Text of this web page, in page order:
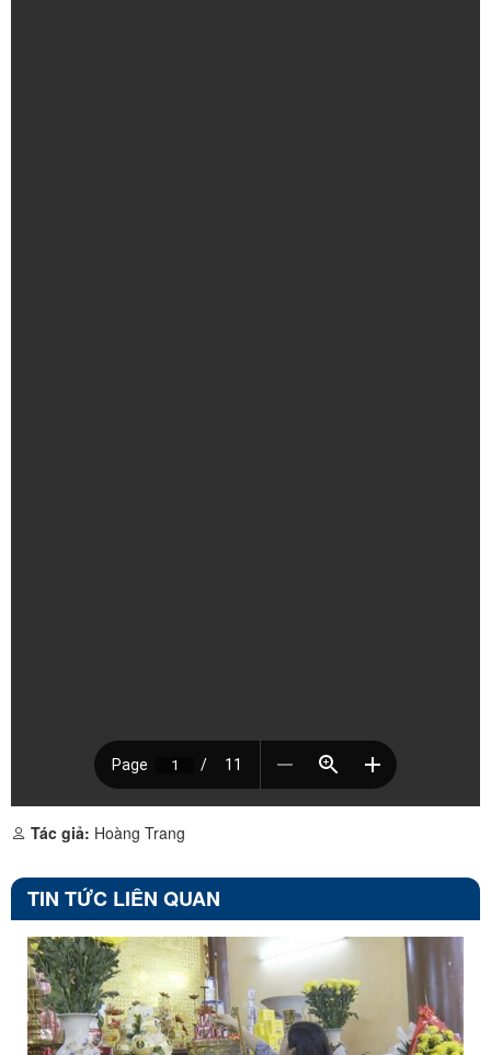
Tác giả: Hoàng Trang
TIN TỨC LIÊN QUAN